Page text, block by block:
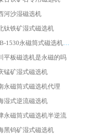
河沙湿磁选机
钛铁矿湿式磁选机
CTB-1530永磁筒式磁选机代理商
平板磁选机是永磁的吗
锰矿湿式磁选机
永磁筒式磁选机代理
湿式逆流磁选机
永磁筒式磁选机半逆流
黑钨矿湿式磁选机